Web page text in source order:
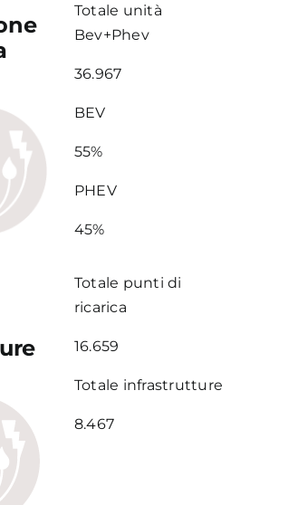
Totale unità
Bev+Phev
36.967
BEV
55%
PHEV
45%
Totale punti di
ricarica
16.659
Totale infrastrutture
8.467